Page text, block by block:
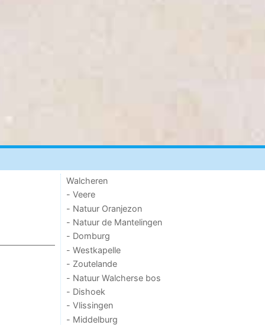
Walcheren
- Veere
- Natuur Oranjezon
- Natuur de Mantelingen
- Domburg
- Westkapelle
- Zoutelande
- Natuur Walcherse bos
- Dishoek
- Vlissingen
- Middelburg